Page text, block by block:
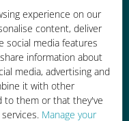
experience on our
content, deliver
social media features
information about
media, advertising and
it with other
to them or that they've
Manage your
ャリアでロ
た場合に比
可能です。